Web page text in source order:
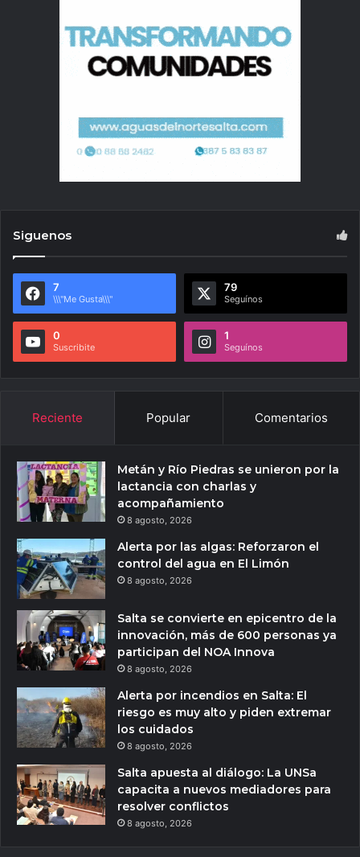
Siguenos
7
\\\"Me Gusta\\\"
79
Seguínos
0
Suscribite
1
Seguínos
Reciente Popular Comentarios
Metán y Río Piedras se unieron por la
lactancia con charlas y
acompañamiento
8 agosto, 2026
Alerta por las algas: Reforzaron el
control del agua en El Limón
8 agosto, 2026
Salta se convierte en epicentro de la
innovación, más de 600 personas ya
participan del NOA Innova
8 agosto, 2026
Alerta por incendios en Salta: El
riesgo es muy alto y piden extremar
los cuidados
8 agosto, 2026
Salta apuesta al diálogo: La UNSa
capacita a nuevos mediadores para
resolver conflictos
8 agosto, 2026